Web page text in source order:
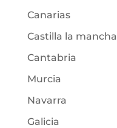
Canarias
Castilla la mancha
Cantabria
Murcia
Navarra
Galicia